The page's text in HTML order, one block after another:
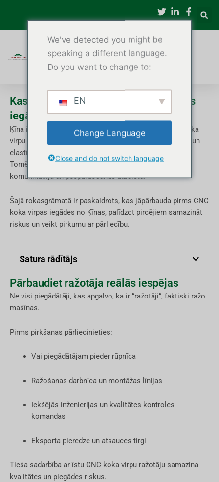
saturu
Kas jāpārbauda pirms CNC koka virpas
iegādes no Ķīnas
Ķīna ir kļuvusi par vienu no pasaulē vadošajiem CNC koka
virpu piegādātājiem, piedāvājot konkurētspējīgas cenas un
elastīgu pielāgošanu.
Tomēr ārvalstu pircēji bieži uztraucas par kvalitāti,
komunikāciju un pēcpārdošanas atbalstu.
Šajā rokasgrāmatā ir paskaidrots, kas jāpārbauda pirms CNC
koka virpas iegādes no Ķīnas, palīdzot pircējiem samazināt
riskus un veikt pirkumu ar pārliecību.
Satura rādītājs
Pārbaudiet ražotāja reālās iespējas
Ne visi piegādātāji, kas apgalvo, ka ir “ražotāji”, faktiski ražo
mašīnas.
Pirms pirkšanas pārliecinieties:
Vai piegādātājam pieder rūpnīca
Ražošanas darbnīca un montāžas līnijas
Iekšējās inženierijas un kvalitātes kontroles
komandas
Eksporta pieredze un atsauces tirgi
Tieša sadarbība ar īstu CNC koka virpu ražotāju samazina
kvalitātes un piegādes riskus.
We've detected you might be
speaking a different language.
Do you want to change to:
EN
Change Language
Close and do not switch language